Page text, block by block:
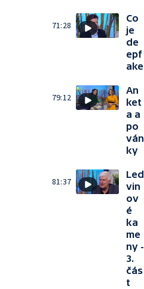
71:28
Co
je
de
epf
ake
79:12
An
ket
a a
po
ván
ky
81:37
Led
vin
ov
é
ka
me
ny -
3.
čás
t